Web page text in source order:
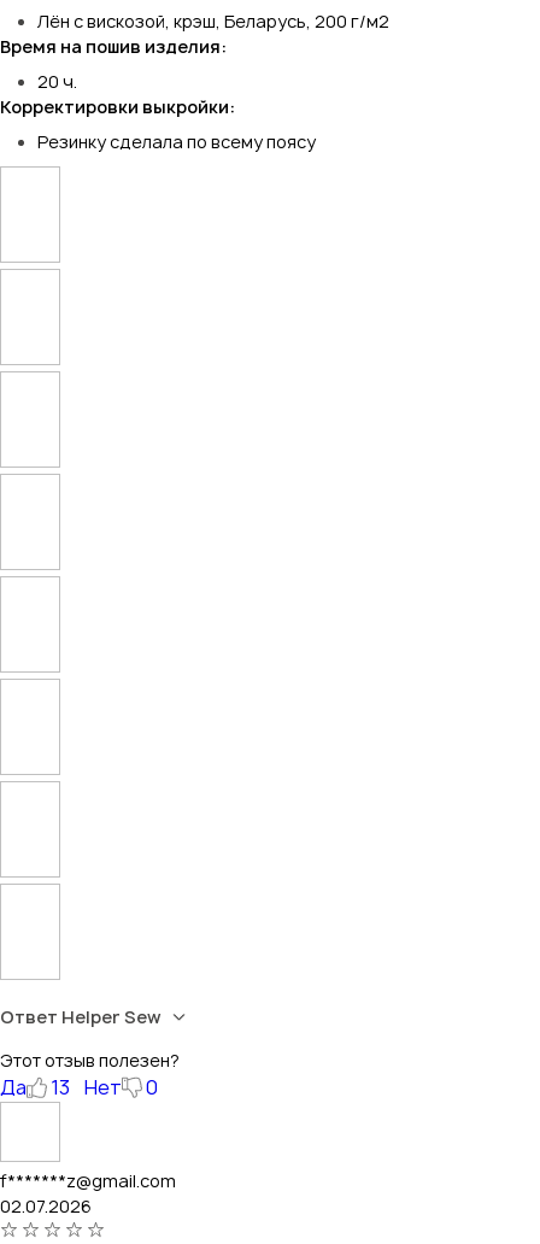
Лён с вискозой, крэш, Беларусь, 200 г/м2
Время на пошив изделия:
20 ч.
Корректировки выкройки:
Резинку сделала по всему поясу
Ответ Helper Sew
Этот отзыв полезен?
Да 13 Нет 0
f*******z@gmail.com
02.07.2026